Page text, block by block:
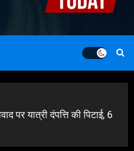
पर यात्री दंपत्ति की पिटाई, 6